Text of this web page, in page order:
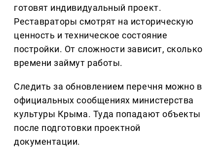
готовят индивидуальный проект.
Реставраторы смотрят на историческую
ценность и техническое состояние
постройки. От сложности зависит, сколько
времени займут работы.
Следить за обновлением перечня можно в
официальных сообщениях министерства
культуры Крыма. Туда попадают объекты
после подготовки проектной
документации.